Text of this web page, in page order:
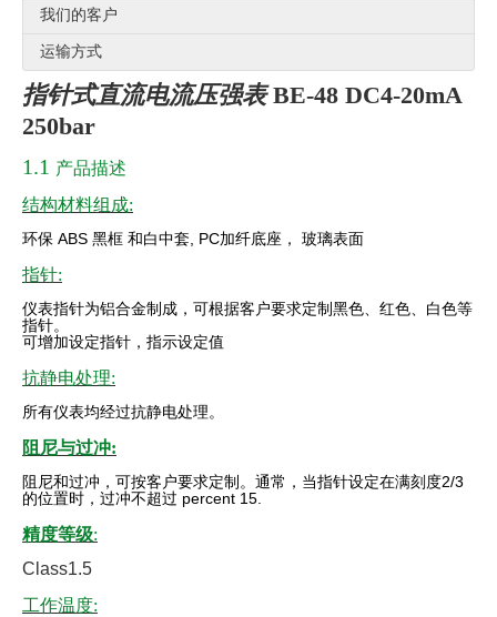
我们的客户
运输方式
指针式直流电流压强表BE-48 DC4-20mA
250bar
1.1 产品描述
结构材料组成:
环保 ABS 黑框 和白中套 , PC加纤底座， 玻璃表面
指针:
仪表指针为铝合金制成，可根据客户要求定制黑色、红色、白色等
指针。
可增加设定指针，指示设定值
抗静电处理:
所有仪表均经过抗静电处理。
阻尼与过冲:
阻尼和过冲，可按客户要求定制。通常，当指针设定在满刻度2/3
的位置时，过冲不超过 percent 15.
精度等级:
Class1.5
工作温度: